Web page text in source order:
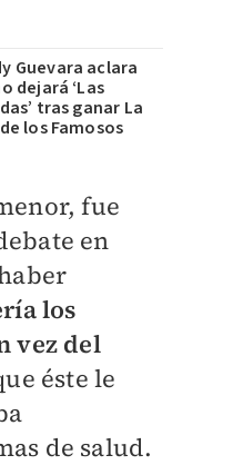
Guevara aclara
dejará ‘Las
tras ganar La
los Famosos
fue
en
los
vez del
éste le
de salud.